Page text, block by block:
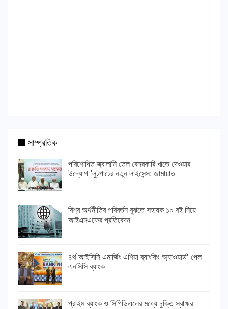
সাম্প্রতিক
পরিশোধিত জ্বালানি তেল বেসরকারি খাতে দেওয়ার
উদ্যোগ ‘লুটপাটের নতুন লাইসেন্স: জামায়াত
বিশ্ব অর্থনীতির পরিবর্তন বুঝতে সহায়ক ১০ বই নিয়ে
আইএমএফের প্রতিবেদন
৪র্থ আইসিসি এমার্জিং এশিয়া ব্যাংকিং অ্যাওয়ার্ড’ পেল
এনসিসি ব্যাংক
প্রাইম ব্যাংক ও সিপিডিএলের মধ্যে চুক্তি স্বাক্ষর